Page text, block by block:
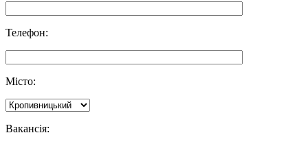
Телефон:
Місто:
Вакансія: